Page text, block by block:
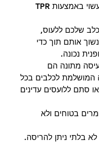
התחתון עשוי באמצעות TPR
שלכם ללעוס,
אותם תוך כדי
נכונה.
מתונה הם
לכלבים בכל
סתם ללועסים עדינים
בטוחים ולא
בלתי ניתן להריסה.